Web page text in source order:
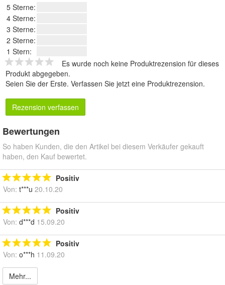
5 Sterne:
4 Sterne:
3 Sterne:
2 Sterne:
1 Stern:
Es wurde noch keine Produktrezension für dieses
Produkt abgegeben.
Seien Sie der Erste. Verfassen Sie jetzt eine Produktrezension.
Rezension verfassen
Bewertungen
So haben Kunden, die den Artikel bei diesem Verkäufer gekauft
haben, den Kauf bewertet.
Positiv
Von: t***u 20.10.20
Positiv
Von: d***d 15.09.20
Positiv
Von: o***h 11.09.20
Mehr...